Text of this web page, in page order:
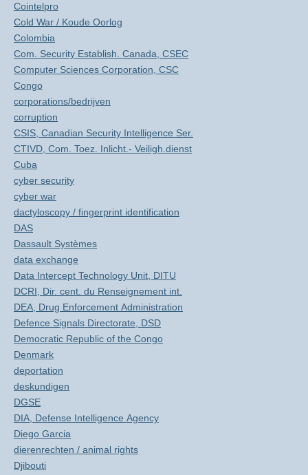
Cointelpro
Cold War / Koude Oorlog
Colombia
Com. Security Establish. Canada, CSEC
Computer Sciences Corporation, CSC
Congo
corporations/bedrijven
corruption
CSIS, Canadian Security Intelligence Ser.
CTIVD, Com. Toez. Inlicht.- Veiligh.dienst
Cuba
cyber security
cyber war
dactyloscopy / fingerprint identification
DAS
Dassault Systèmes
data exchange
Data Intercept Technology Unit, DITU
DCRI, Dir. cent. du Renseignement int.
DEA, Drug Enforcement Administration
Defence Signals Directorate, DSD
Democratic Republic of the Congo
Denmark
deportation
deskundigen
DGSE
DIA, Defense Intelligence Agency
Diego Garcia
dierenrechten / animal rights
Djibouti